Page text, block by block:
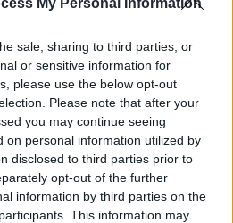
My Personal Information
sale, sharing to third parties, or
or sensitive information for
please use the below opt-out
Please note that after your
you may continue seeing
on personal information utilized by
disclosed to third parties prior to
opt-out of the further
information by third parties on the
This information may
Visi įrašai
įrašai
Vilniaus r.: dviejų moterų ir
nepavyko